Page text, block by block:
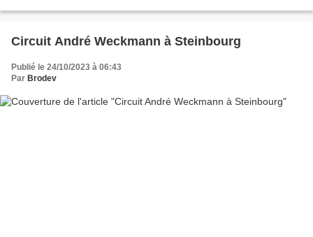
Circuit André Weckmann à Steinbourg
Publié le 24/10/2023 à 06:43
Par Brodev